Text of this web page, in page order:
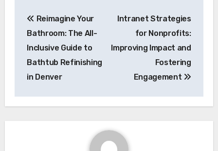
navigation
Reimagine Your
Bathroom: The All-
Inclusive Guide to
Bathtub Refinishing
in Denver
Intranet Strategies
for Nonprofits:
Improving Impact and
Fostering
Engagement